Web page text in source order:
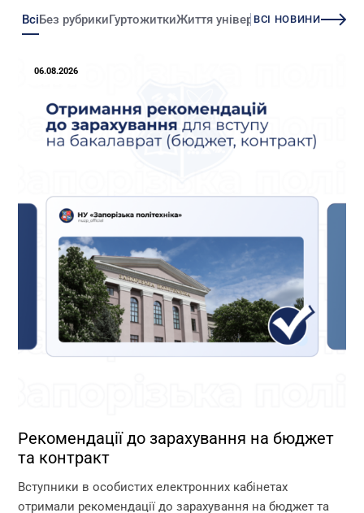
ВсіБез рубрикиГуртожиткиЖиття університетуЗміни
ВСІ НОВИНИ
06.08.2026
Рекомендації до зарахування на бюджет
та контракт
Вступники в особистих електронних кабінетах
отримали рекомендації до зарахування на бюджет та